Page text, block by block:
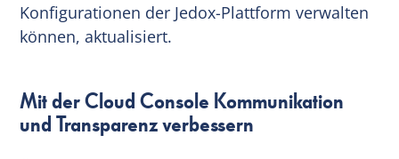
Konfigurationen der Jedox-Plattform verwalten
können, aktualisiert.
Mit der Cloud Console Kommunikation
und Transparenz verbessern